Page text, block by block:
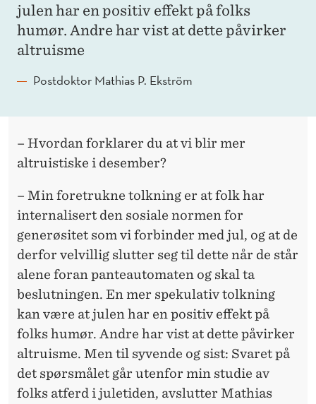
julen har en positiv effekt på folks
humør. Andre har vist at dette påvirker
altruisme
Postdoktor Mathias P. Ekström
– Hvordan forklarer du at vi blir mer
altruistiske i desember?
– Min foretrukne tolkning er at folk har
internalisert den sosiale normen for
generøsitet som vi forbinder med jul, og at de
derfor velvillig slutter seg til dette når de står
alene foran panteautomaten og skal ta
beslutningen. En mer spekulativ tolkning
kan være at julen har en positiv effekt på
folks humør. Andre har vist at dette påvirker
altruisme. Men til syvende og sist: Svaret på
det spørsmålet går utenfor min studie av
folks atferd i juletiden, avslutter Mathias